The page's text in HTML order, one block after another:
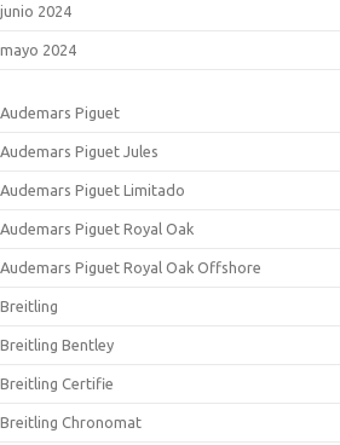
junio 2024
mayo 2024
Audemars Piguet
Audemars Piguet Jules
Audemars Piguet Limitado
Audemars Piguet Royal Oak
Audemars Piguet Royal Oak Offshore
Breitling
Breitling Bentley
Breitling Certifie
Breitling Chronomat